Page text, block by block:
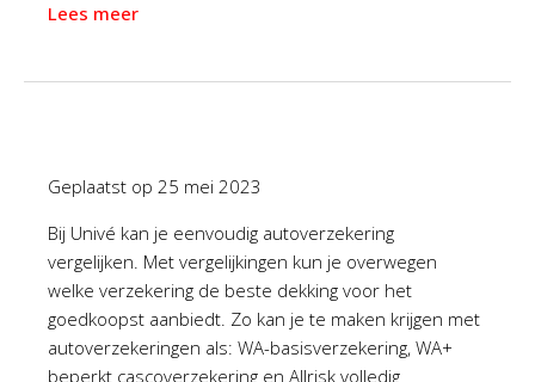
Lees meer
Geplaatst op 25 mei 2023
Bij Univé kan je eenvoudig autoverzekering
vergelijken. Met vergelijkingen kun je overwegen
welke verzekering de beste dekking voor het
goedkoopst aanbiedt. Zo kan je te maken krijgen met
autoverzekeringen als: WA-basisverzekering, WA+
beperkt cascoverzekering en Allrisk volledig